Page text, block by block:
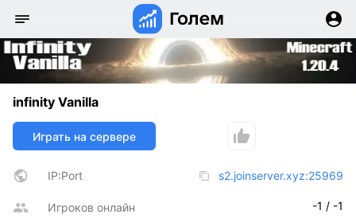
infinity Vanilla
Играть на сервере
IP:Port s2.joinserver.xyz:25969
Игроков онлайн -1 / -1